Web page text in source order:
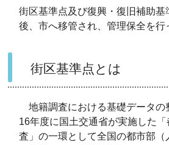
街区基準点及び復興・復旧補助基
後、市へ移管され、管理保全を行
街区基準点とは
地籍調査における基礎データの
16年度に国土交通省が実施した
査」の一環として全国の都市部（